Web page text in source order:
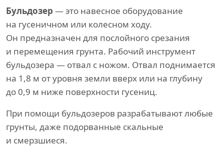
Бульдозер — это навесное оборудование
на гусеничном или колесном ходу.
Он предназначен для послойного срезания
и перемещения грунта. Рабочий инструмент
бульдозера — отвал с ножом. Отвал поднимается
на 1,8 м от уровня земли вверх или на глубину
до 0,9 м ниже поверхности гусениц.
При помощи бульдозеров разрабатывают любые
грунты, даже подорванные скальные
и смерзшиеся.